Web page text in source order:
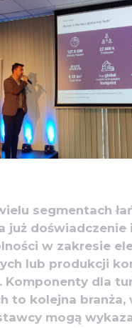
segmentach
już doświadczenie
w zakresie
lub produkcji
Komponenty dla
to kolejna branża,
mogą